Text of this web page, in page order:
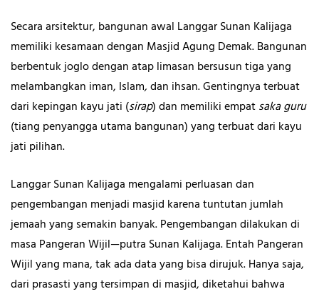
Secara arsitektur, bangunan awal Langgar Sunan Kalijaga
memiliki kesamaan dengan Masjid Agung Demak. Bangunan
berbentuk joglo dengan atap limasan bersusun tiga yang
melambangkan iman, Islam,dan ihsan. Gentingnya terbuat
dari kepingan kayu jati (sirap) dan memiliki empatsaka guru
(tiang penyangga utama bangunan) yang terbuat dari kayu
jati pilihan.
Langgar Sunan Kalijaga mengalami perluasan dan
pengembangan menjadi masjid karena tuntutan jumlah
jemaah yang semakin banyak. Pengembangan dilakukan di
masa Pangeran Wijil—putra Sunan Kalijaga. Entah Pangeran
Wijil yang mana, tak ada data yang bisa dirujuk. Hanya saja,
dari prasasti yang tersimpan di masjid, diketahui bahwa